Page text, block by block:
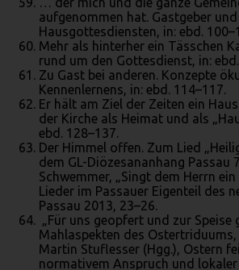
aufgenommen hat. Gastgeber und
Hausgottesdiensten, in: ebd.
Mehr als hinterher ein Tässchen
rund um den Gottesdienst, in:
Zu Gast bei anderen. Konzepte
Kennenlernens, in: ebd. 114–117.
Er hält am Ziel der Zeiten ein
der Kirche als Heimat und als
ebd. 128–137.
Der Himmel offen. Zum Lied
dem GL-Diözesananhang Passau
Schwemmer, „Singt dem Herrn ein
Lieder im Passauer Eigenteil des
Passau 2013, 23–26.
„Für uns geopfert und zur Speise
Mahlaspekten des Ostertriduums,
Martin Stuflesser (Hgg.), Ostern
normativem Anspruch und lokaler